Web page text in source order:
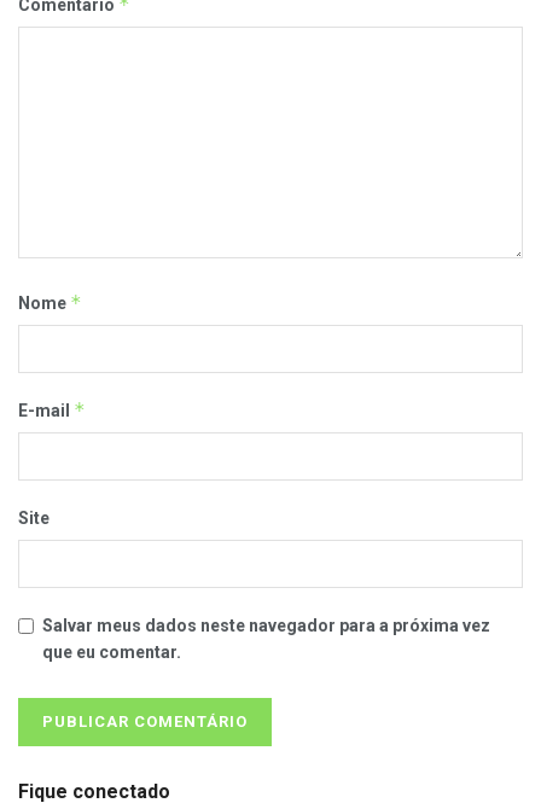
Comentário
Nome *
E-mail *
Site
Salvar meus dados neste navegador para a próxima vez
que eu comentar.
Fique conectado